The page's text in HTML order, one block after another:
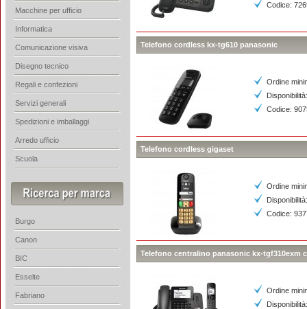
Codice:
Telefono cordless kx-tg610 panasonic
Ordine
Codice:
Telefono cordless gigaset
Ordine
Codice:
Telefono centralino panasonic kx-tgf310exm
Ordine
Macchine per ufficio
Informatica
Comunicazione visiva
Disegno tecnico
Regali e confezioni
Servizi generali
Spedizioni e imballaggi
Arredo ufficio
Scuola
Burgo
Canon
BIC
Esselte
Fabriano